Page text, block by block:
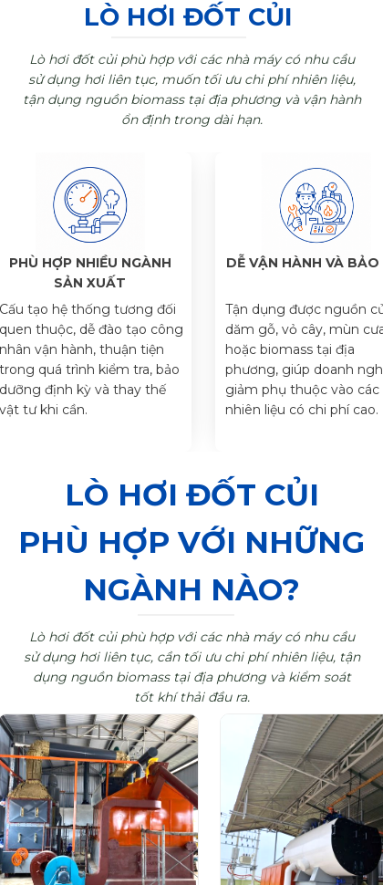
LÒ HƠI ĐỐT CỦI
Lò hơi đốt củi phù hợp với các nhà máy có nhu cầu
sử dụng hơi liên tục, muốn tối ưu chi phí nhiên liệu,
tận dụng nguồn biomass tại địa phương và vận hành
ổn định trong dài hạn.
tạo hệ thống tương đối
thuộc, dễ đào tạo công
vận hành, thuận tiện
quá trình kiểm tra, bảo
định kỳ và thay thế
tư khi cần.
PHÙ HỢP NHIỀU NGÀNH
SẢN XUẤT
DỄ VẬN HÀNH VÀ BẢO
Tận dụng được nguồn củi,
dăm gỗ, vỏ cây, mùn cưa
hoặc biomass tại địa
phương, giúp doanh
giảm phụ thuộc vào các
nhiên liệu có chi phí cao.
Lò hơi đốt củi phù hợp với các nhà máy có nhu cầu
sử dụng hơi liên tục, cần tối ưu chi phí nhiên liệu, tận
dụng nguồn biomass tại địa phương và kiểm soát
tốt khí thải đầu ra.
LÒ HƠI ĐỐT CỦI
PHÙ HỢP VỚI NHỮNG
NGÀNH NÀO?